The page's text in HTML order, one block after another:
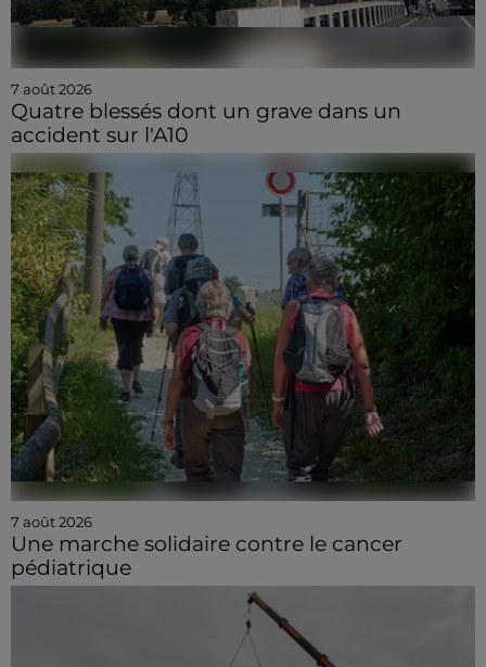
7 août 2026
Quatre blessés dont un grave dans un
accident sur l'A10
7 août 2026
Une marche solidaire contre le cancer
pédiatrique